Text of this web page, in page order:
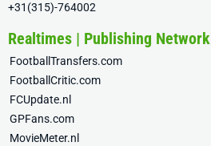
+31(315)-764002
Realtimes | Publishing Network
FootballTransfers.com
FootballCritic.com
FCUpdate.nl
GPFans.com
MovieMeter.nl